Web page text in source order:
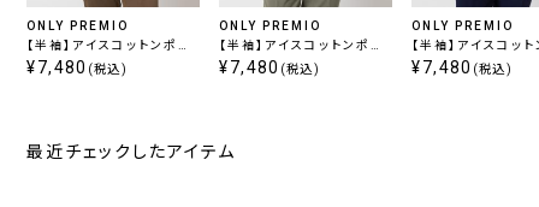
ONLY PREMIO
【半袖】アイスコットンポロ
/ ベージュ
¥7,480 (税込)
ONLY PREMIO
【半袖】アイスコットンポロ
/ ネイビー
¥7,480 (税込)
ONLY PREMIO
【半袖】アイスコッ
/ ホワイト
¥7,480 (税込)
最近チェックしたアイテム